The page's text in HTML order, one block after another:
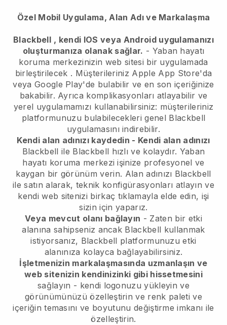
Özel Mobil Uygulama, Alan Adı ve Markalaşma
Blackbell , kendi IOS veya Android uygulamanızı
oluşturmanıza olanak sağlar. - Yaban hayatı
koruma merkezinizin web sitesi bir uygulamada
birleştirilecek . Müşterileriniz Apple App Store'da
veya Google Play'de bulabilir ve en son içeriğinize
bakabilir. Ayrıca komplikasyonları atlayabilir ve
yerel uygulamamızı kullanabilirsiniz: müşterileriniz
platformunuzu bulabilecekleri genel Blackbell
uygulamasını indirebilir.
Kendi alan adınızı kaydedin - Kendi alan adınızı
Blackbell ile Blackbell hızlı ve kolaydır. Yaban
hayatı koruma merkezi işinize profesyonel ve
kaygan bir görünüm verin. Alan adınızı Blackbell
ile satın alarak, teknik konfigürasyonları atlayın ve
kendi web sitenizi birkaç tıklamayla elde edin, işi
sizin için yaparız.
Veya mevcut olanı bağlayın - Zaten bir etki
alanına sahipseniz ancak Blackbell kullanmak
istiyorsanız, Blackbell platformunuzu etki
alanınıza kolayca bağlayabilirsiniz.
İşletmenizin markalaşmasında uzmanlaşın ve
web sitenizin kendinizinki gibi hissetmesini
sağlayın - kendi logonuzu yükleyin ve
görünümünüzü özelleştirin ve renk paleti ve
içeriğin temasını ve boyutunu değiştirme imkanı ile
özelleştirin.